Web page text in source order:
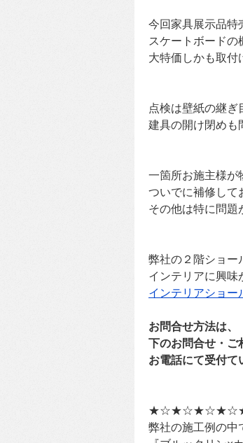
今回家具展示品特
スケートボード
大特価しかも取付
点検は壁紙の継ぎ
建具の開け閉めも
一箇所お施主様が
ついでに補修して
その他は特に問題
弊社の２階ショー
インテリアに興味
インテリアショー
お問合せ方法は、
下のお問合せ・ご
お電話にて受付て
弊社の施工例の中